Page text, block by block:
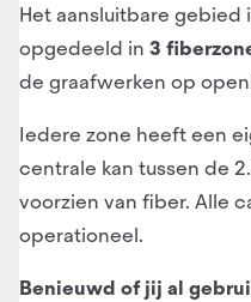
Het aansluitbare
opgedeeld in 3
de graafwerken op
Iedere zone heeft een
centrale kan tussen de
voorzien van fiber. Alle
operationeel.
Benieuwd of jij al